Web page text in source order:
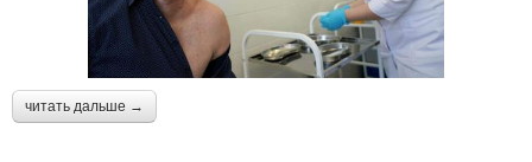
читать дальше →